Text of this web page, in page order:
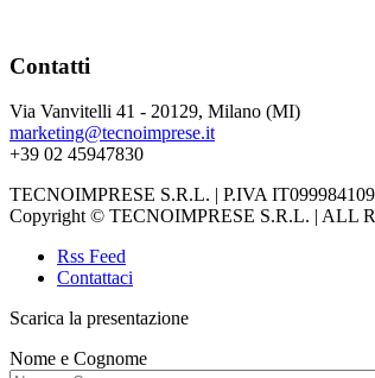
Contatti
Via Vanvitelli 41 - 20129, Milano (MI)
marketing@tecnoimprese.it
+39 02 45947830
TECNOIMPRESE S.R.L. | P.IVA
Copyright © TECNOIMPRESE S.R.L. | ALL
Rss Feed
Contattaci
Scarica la presentazione
Nome e Cognome